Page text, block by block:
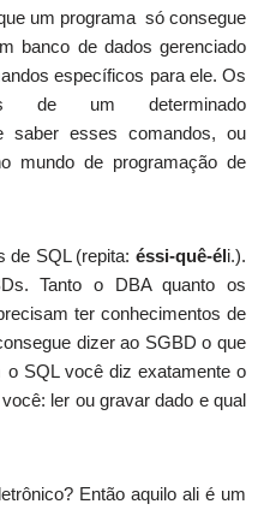
um programa só consegue
banco de dados gerenciado
específicos para ele. Os
de um determinado
saber esses comandos, ou
mundo de programação de
de SQL (repita: éssi-quê-éli.).
Tanto o DBA quanto os
ter conhecimentos de
dizer ao SGBD o que
SQL você diz exatamente o
ler ou gravar dado e qual
Então aquilo ali é um